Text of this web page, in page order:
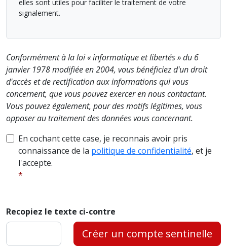
elles sont utiles pour faciliter le traitement de votre
signalement.
Conformément à la loi « informatique et libertés » du 6
janvier 1978 modifiée en 2004, vous bénéficiez d'un droit
d'accès et de rectification aux informations qui vous
concernent, que vous pouvez exercer en nous contactant.
Vous pouvez également, pour des motifs légitimes, vous
opposer au traitement des données vous concernant.
En cochant cette case, je reconnais avoir pris
connaissance de la politique de confidentialité, et je
l'accepte.
Recopiez le texte ci-contre
Créer un compte sentinelle